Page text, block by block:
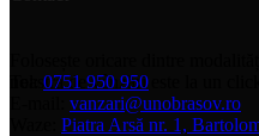
noastră de vânzări este la un
0751 950 950
vanzari@unobrasov.ro
Piatra Arsă nr. 1,